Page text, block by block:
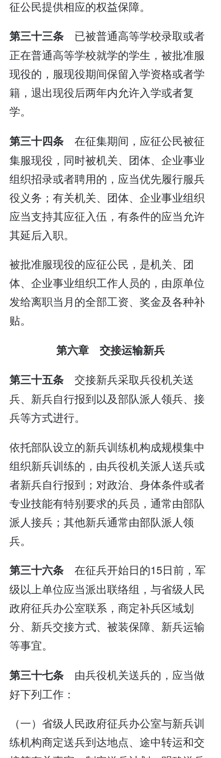
征公民提供相应的权益保障。
第三十三条 已被普通高等学校录取或者
正在普通高等学校就学的学生，被批准服
现役的，服现役期间保留入学资格或者学
籍，退出现役后两年内允许入学或者复
学。
第三十四条 在征集期间，应征公民被征
集服现役，同时被机关、团体、企业事业
组织招录或者聘用的，应当优先履行服兵
役义务；有关机关、团体、企业事业组织
应当支持其应征入伍，有条件的应当允许
其延后入职。
被批准服现役的应征公民，是机关、团
体、企业事业组织工作人员的，由原单位
发给离职当月的全部工资、奖金及各种补
贴。
第六章 交接运输新兵
第三十五条 交接新兵采取兵役机关送
兵、新兵自行报到以及部队派人领兵、接
兵等方式进行。
依托部队设立的新兵训练机构成规模集中
组织新兵训练的，由兵役机关派人送兵或
者新兵自行报到；对政治、身体条件或者
专业技能有特别要求的兵员，通常由部队
派人接兵；其他新兵通常由部队派人领
兵。
第三十六条 在征兵开始日的15日前，军
级以上单位应当派出联络组，与省级人民
政府征兵办公室联系，商定补兵区域划
分、新兵交接方式、被装保障、新兵运输
等事宜。
第三十七条 由兵役机关送兵的，应当做
好下列工作：
（一）省级人民政府征兵办公室与新兵训
练机构商定送兵到达地点、途中转运和交